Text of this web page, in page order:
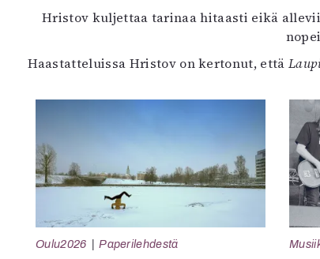
Hristov kuljettaa tarinaa hitaasti eikä
Haastatteluissa Hristov on kertonut, että
Oulu2026 Paperilehdestä